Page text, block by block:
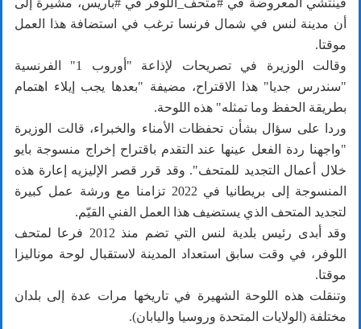
أن مدينة لنس في شمال فرنسا ترغب في استضافة هذا العمل
موقتا.
وقالت الوزيرة في تصريحات لإذاعة "أوروب 1" الفرنسية
"سندرس جديا" هذا الاقتراح، مضيفة "بعدها يجب إيلاء اهتمام
بطريقة الحفظ وما تمثله" هذه اللوحة.
وردا على سؤال بشأن تحفظات الأمناء والخبراء، قالت الوزيرة
"واجهنا ردة الفعل عينها عند التقدم باقتراح إخراج منسوجة بايو
خلال أعمال التجديد للمتحف". وقد قرر قصر الإليزيه إعارة هذه
المنسوجة إلى بريطانيا في 2022 تزامنا مع ورشة عمل كبيرة
لتجديد المتحف الذي يستضيف هذا العمل الفني القيّم.
وقد أبدى رئيس بلدية لنس التي تضم منذ 2012 فرعا لمتحف
اللوفر، في وقت سابق استعداد المدينة لاستقبال لوحة موناليزا
موقتا.
وتنقلت هذه اللوحة الشهيرة في تاريخها مرات عدة إلى بلدان
مختلفة (الولايات المتحدة وروسيا واليابان).